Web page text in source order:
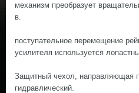
механизм преобразует
в.
поступательное перемещение
усилителя используется
Защитный чехол, направляющая
гидравлический.